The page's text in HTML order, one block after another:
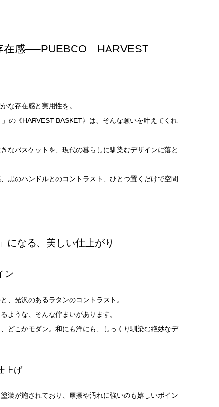
在感──PUEBCO「HARVEST
な存在感と実用性を。
」の《HARVEST BASKET》は、そんな願いを叶えてくれ
なバスケットを、現代の暮らしに馴染むデザインに落と
黒のハンドルとのコントラスト、ひとつ置くだけで空間
になる、美しい仕上がり
ン
、光沢のあるラタンのコントラスト。
ような、そんな佇まいがあります。
どこかモダン。和にも洋にも、しっくり馴染む絶妙なデ
上げ
装が施されており、摩擦や汚れに強いのも嬉しいポイン